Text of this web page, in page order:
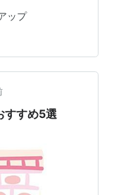
質 筋肉や体の組
ホルモンの素で
を活性化し、整
に近い『イソフ
補い バストア
ップ
すすめ5選